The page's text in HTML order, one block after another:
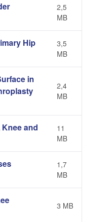
2,5
MB
Hip
3,5
MB
in
2,4
MB
and
11
MB
1,7
MB
3 MB